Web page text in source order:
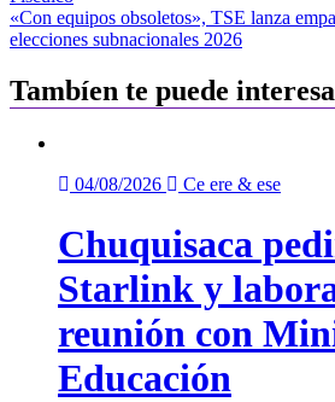
de
entradas
«Con equipos obsoletos», TSE lanza
elecciones subnacionales 2026
Tambíen te puede
04/08/2026 Ce ere & ese
Chuquisaca
Starlink y
reunión con
Educación